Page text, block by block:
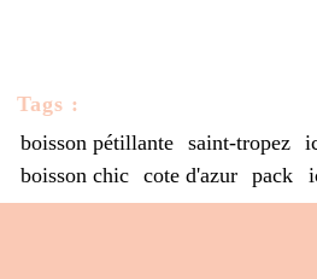
Tags :
boisson pétillante
saint-tropez
boisson chic
cote d'azur pack